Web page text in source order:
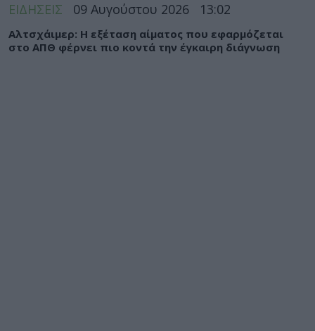
ΕΙΔΗΣΕΙΣ 09 Αυγούστου 2026 13:02
Αλτσχάιμερ: Η εξέταση αίματος που εφαρμόζεται
στο ΑΠΘ φέρνει πιο κοντά την έγκαιρη διάγνωση